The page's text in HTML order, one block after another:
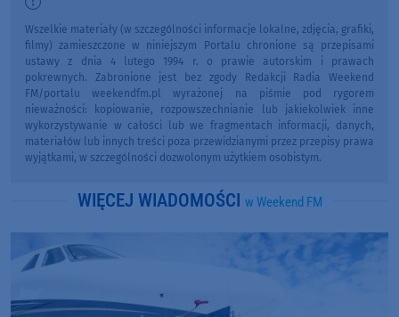
Wszelkie materiały (w szczególności informacje lokalne, zdjęcia, grafiki,
filmy) zamieszczone w niniejszym Portalu chronione są przepisami
ustawy z dnia 4 lutego 1994 r. o prawie autorskim i prawach
pokrewnych. Zabronione jest bez zgody Redakcji Radia Weekend
FM/portalu weekendfm.pl wyrażonej na piśmie pod rygorem
nieważności: kopiowanie, rozpowszechnianie lub jakiekolwiek inne
wykorzystywanie w całości lub we fragmentach informacji, danych,
materiałów lub innych treści poza przewidzianymi przez przepisy prawa
wyjątkami, w szczególności dozwolonym użytkiem osobistym.
WIĘCEJ WIADOMOŚCI w Weekend FM